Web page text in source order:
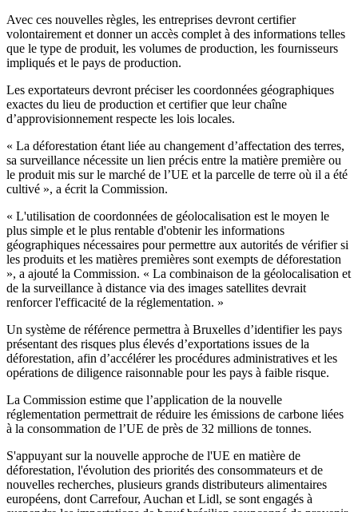
Avec ces nouvelles règles, les entreprises devront certifier
volontairement et donner un accès complet à des informations telles
que le type de produit, les volumes de production, les fournisseurs
impliqués et le pays de production.
Les exportateurs devront préciser les coordonnées géographiques
exactes du lieu de production et certifier que leur chaîne
d’approvisionnement respecte les lois locales.
« La déforestation étant liée au changement d’affectation des terres,
sa surveillance nécessite un lien précis entre la matière première ou
le produit mis sur le marché de l’UE et la parcelle de terre où il a été
cultivé », a écrit la Commission.
« L'utilisation de coordonnées de géolocalisation est le moyen le
plus simple et le plus rentable d'obtenir les informations
géographiques nécessaires pour permettre aux autorités de vérifier si
les produits et les matières premières sont exempts de déforestation
», a ajouté la Commission. « La combinaison de la géolocalisation et
de la surveillance à distance via des images satellites devrait
renforcer l'efficacité de la réglementation. »
Un système de référence permettra à Bruxelles d’identifier les pays
présentant des risques plus élevés d’exportations issues de la
déforestation, afin d’accélérer les procédures administratives et les
opérations de diligence raisonnable pour les pays à faible risque.
La Commission estime que l’application de la nouvelle
réglementation permettrait de réduire les émissions de carbone liées
à la consommation de l’UE de près de 32 millions de tonnes.
S'appuyant sur la nouvelle approche de l'UE en matière de
déforestation, l'évolution des priorités des consommateurs et de
nouvelles recherches, plusieurs grands distributeurs alimentaires
européens, dont Carrefour, Auchan et Lidl, se sont engagés à